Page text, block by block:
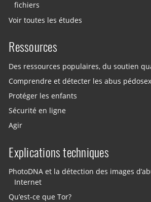
fichiers
Voir toutes les études
Ressources
Des ressources populaires, du soutien
Comprendre et détecter les abus
Protéger les enfants
Sécurité en ligne
Agir
Explications techniques
PhotoDNA et la détection des images
Internet
Qu’est-ce que Tor?